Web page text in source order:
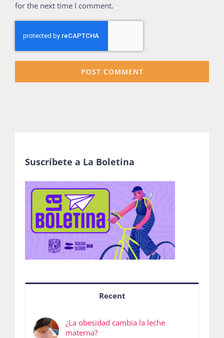
for the next time I comment.
Suscríbete a La Boletina
Recent
¿La obesidad cambia la leche
materna?